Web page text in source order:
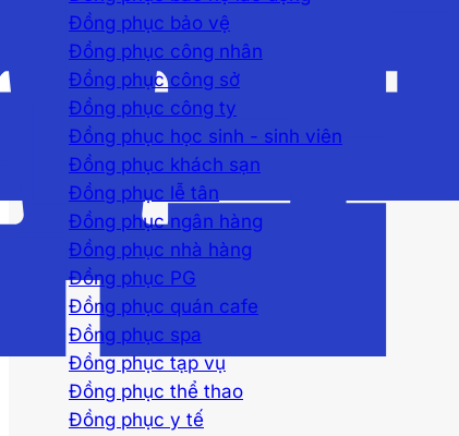
Đồng phục bảo vệ
Đồng phục công nhân
Đồng phục công sở
Đồng phục công ty
Đồng phục học sinh - sinh viên
Đồng phục khách sạn
Đồng phục lễ tân
Đồng phục ngân hàng
Đồng phục nhà hàng
Đồng phục PG
Đồng phục quán cafe
Đồng phục spa
Đồng phục tạp vụ
Đồng phục thể thao
Đồng phục y tế